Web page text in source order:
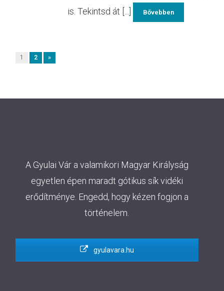
is. Tekintsd át [...]
Bővebben
1 2 »
A Gyulai Vár a valamikori Magyar Királyság
egyetlen épen maradt gótikus sík vidéki
erődítménye. Engedd, hogy kézen fogjon a
történelem.
gyulavara.hu